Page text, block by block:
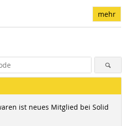
mehr
ist neues Mitglied bei Solid